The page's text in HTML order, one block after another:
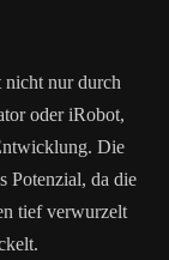
nicht nur durch
oder iRobot,
Die
Potenzial, da die
tief verwurzelt